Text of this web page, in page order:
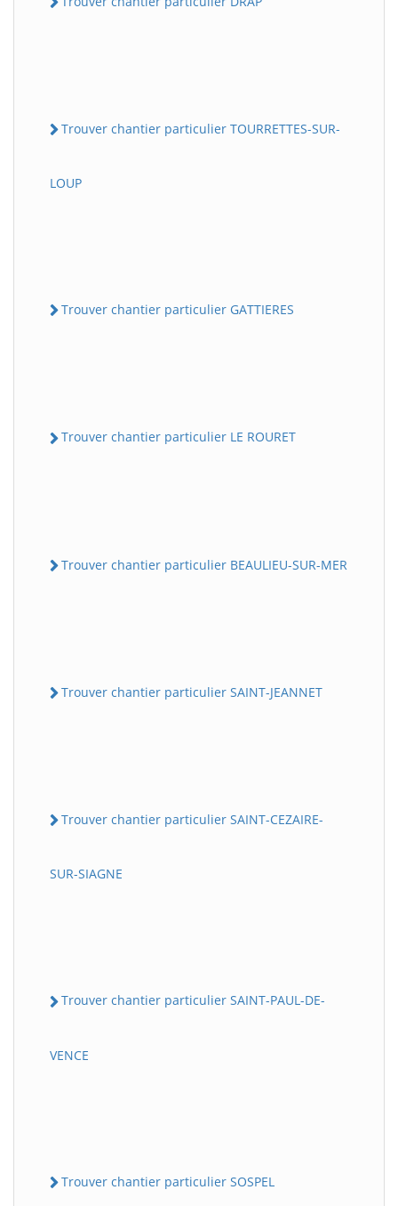
Trouver chantier particulier TOURRETTES-SUR-
LOUP
Trouver chantier particulier GATTIERES
Trouver chantier particulier LE ROURET
Trouver chantier particulier BEAULIEU-SUR-MER
Trouver chantier particulier SAINT-JEANNET
Trouver chantier particulier SAINT-CEZAIRE-
SUR-SIAGNE
Trouver chantier particulier SAINT-PAUL-DE-
VENCE
Trouver chantier particulier SOSPEL